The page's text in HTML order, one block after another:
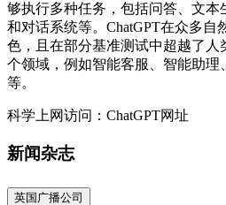
够执行多种任务，包括问答、文
和对话系统等。ChatGPT在众多自
色，且在部分基准测试中超越了人
个领域，例如智能客服、智能助
等。
科学上网访问：ChatGPT网址
新闻杂志
英国广播公司